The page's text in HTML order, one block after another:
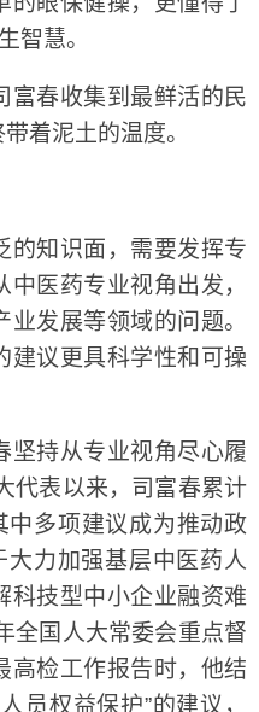
智慧。
春收集到最鲜活的民
着泥土的温度。
知识面，需要发挥专
医药专业视角出发，
发展等领域的问题。
建议更具科学性和可操
持从专业视角尽心履
代表以来，司富春累计
多项建议成为推动政
大力加强基层中医药人
科技型中小企业融资难
全国人大常委会重点督
高检工作报告时，他结
员权益保护”的建议，